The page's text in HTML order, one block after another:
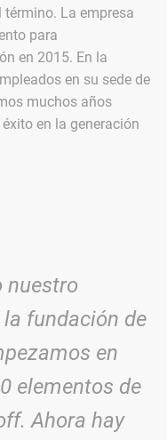
La empresa
para
en 2015. En la
en su sede de
muchos años
en la generación
nuestro
fundación de
en
elementos de
Ahora hay